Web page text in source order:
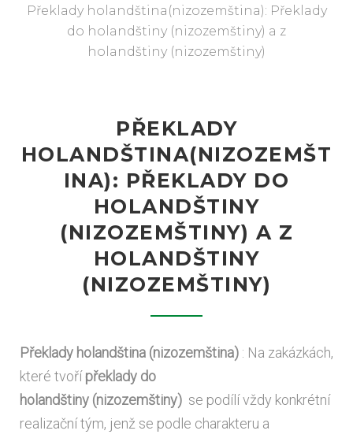
Překlady holandština(nizozemština): Překlady
do holandštiny (nizozemštiny) a z
holandštiny (nizozemštiny)
PŘEKLADY
HOLANDŠTINA(NIZOZEMŠT
INA): PŘEKLADY DO
HOLANDŠTINY
(NIZOZEMŠTINY) A Z
HOLANDŠTINY
(NIZOZEMŠTINY)
Překlady holandština (nizozemština) : Na zakázkách,
které tvořípřeklady do
holandštiny (nizozemštiny) se podílí vždy konkrétní
realizační tým, jenž se podle charakteru a